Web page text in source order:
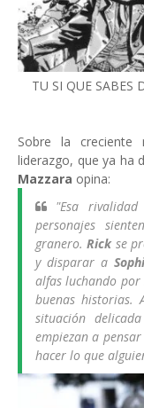
TU SI QUE SABES
Sobre la creciente
liderazgo, que ya ha
Mazzara opina:
"Esa
personajes
granero.Rickse
y disparar a
alfas luchando por
buenas historias.
situación
empiezan a
hacer lo que